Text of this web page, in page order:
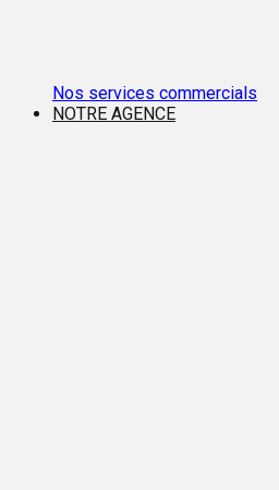
Nos services commercials
NOTRE AGENCE